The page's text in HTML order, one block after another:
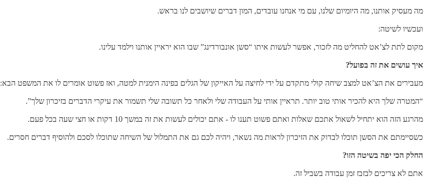
מה מעסיק אותנו, מה היומיום שלנו, עם מי אנחנו עובדים, המון דברים שיושבים לנו בראש.
ועכשיו לשיטה:
מקום לתת לצ’אט להחליט מה לזכור, אפשר לעשות איתו “סשן אונבורדינג” שבו הוא יראיין אותנו וילמד עלינו.
איך עושים את זה בפועל?
מעבירים את הצ’אט למצב שיחה קולי מתקדם על ידי לחיצה על האייקון של הגלים בפינה הימנית למטה, ואז פשוט אומרים לו את המשפט הבא:
“המטרה שלך היא להכיר אותי טוב יותר. תראיין אותי על העבודה שלי ולאחר כל תשובה שלי תשמור את עיקרי הדברים בזיכרון שלך”.
מהרגע הזה הוא יתחיל לשאול אתכם שאלות ואתם פשוט תענו לו - אתם יכולים לעשות את זה במשך 10 דקות או חצי שעה בכל פעם.
כשסיימתם את הסשן תוכלו לבדוק את הזיכרון לראות מה נשאר, ויהיה לכם גם את התמלול של השיחה שתוכלו לסכם ולהוסיף דברים חסרים.
החלק הכי יפה בשיטה הזו?
אתם לא צריכים לבזבז זמן עבודה בשביל זה.